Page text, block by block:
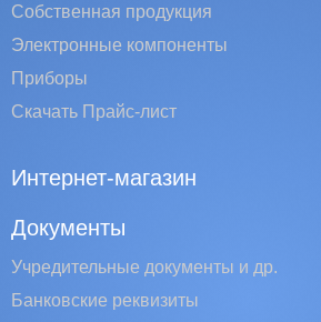
Собственная продукция
Электронные компоненты
Приборы
Скачать Прайс-лист
Интернет-магазин
Документы
Учредительные документы и др.
Банковские реквизиты